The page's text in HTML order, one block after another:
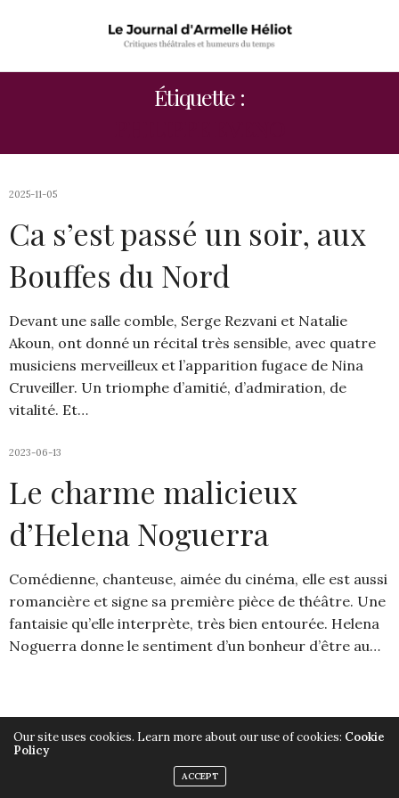
Étiquette :
2025-11-05
Ca s’est passé un soir, aux
Bouffes du Nord
Devant une salle comble, Serge Rezvani et Natalie
Akoun, ont donné un récital très sensible, avec quatre
musiciens merveilleux et l’apparition fugace de Nina
Cruveiller. Un triomphe d’amitié, d’admiration, de
vitalité. Et…
2023-06-13
Le charme malicieux
d’Helena Noguerra
Comédienne, chanteuse, aimée du cinéma, elle est aussi
romancière et signe sa première pièce de théâtre. Une
fantaisie qu’elle interprète, très bien entourée. Helena
Noguerra donne le sentiment d’un bonheur d’être au…
Our site uses cookies. Learn more about our use of cookies: Cookie
Policy
ACCEPT